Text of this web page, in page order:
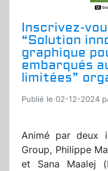
Inscrivez-
“Solution
graphique
embarqués
limitées”
Publié le 02-12-2024
Animé par deux
Group, Philippe
et Sana Maalej